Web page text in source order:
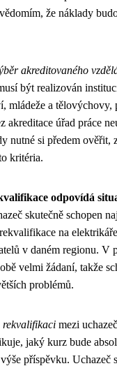
že náklady
akreditovaného
být realizován
mládeže a tělovýchovy,
úřad práce
nutné si předem ověřit,
kritéria.
odpovídá
skutečně schopen
na
v daném regionu. V
velmi žádaní, takže
problémů.
rekvalifikaci mezi
jaký kurz bude
příspěvku. Uchazeč